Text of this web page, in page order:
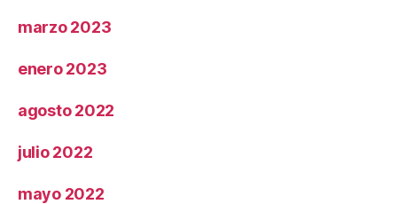
marzo 2023
enero 2023
agosto 2022
julio 2022
mayo 2022